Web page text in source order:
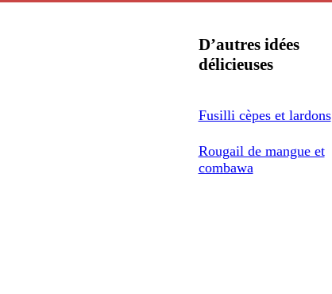
D’autres idées
délicieuses
Fusilli cèpes et lardons
Rougail de mangue et
combawa